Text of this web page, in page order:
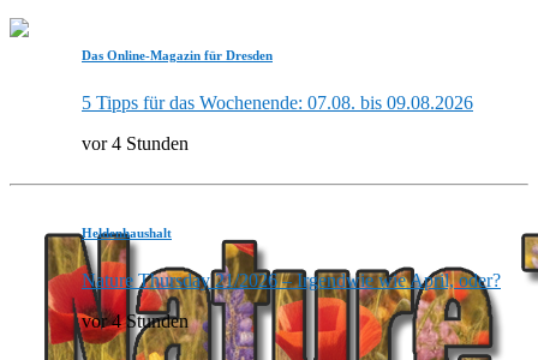
Das Online-Magazin für Dresden
5 Tipps für das Wochenende: 07.08. bis 09.08.2026
vor 4 Stunden
Heldenhaushalt
Nature Thursday 21/2026 – Irgendwie wie April, oder?
vor 4 Stunden